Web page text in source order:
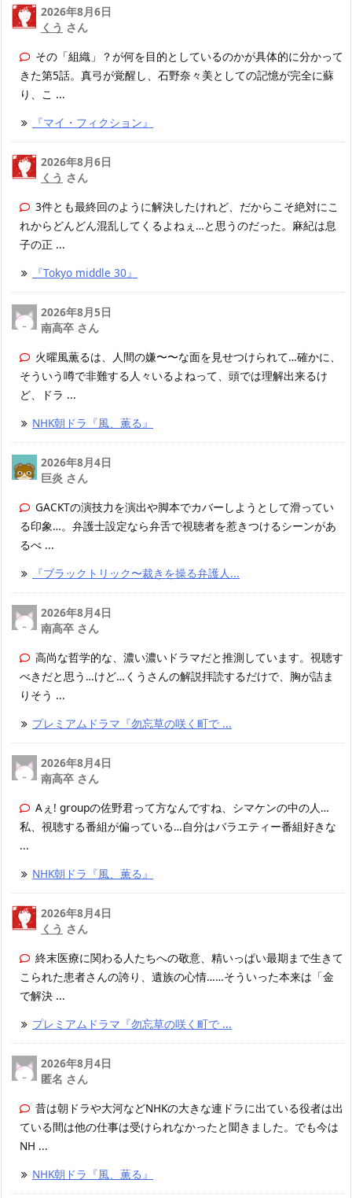
2026年8月6日
くう さん
その「組織」？が何を目的としているのかが具体的に分かって
きた第5話。真弓が覚醒し、石野奈々美としての記憶が完全に蘇
り、こ ...
『マイ・フィクション』
2026年8月6日
くう さん
3件とも最終回のように解決したけれど、だからこそ絶対にこ
れからどんどん混乱してくるよねぇ…と思うのだった。麻紀は息
子の正 ...
『Tokyo middle 30』
2026年8月5日
南高卒 さん
火曜風薫るは、人間の嫌〜〜な面を見せつけられて…確かに、
そういう噂で非難する人々いるよねって、頭では理解出来るけ
ど、ドラ ...
NHK朝ドラ『風、薫る』
2026年8月4日
巨炎 さん
GACKTの演技力を演出や脚本でカバーしようとして滑ってい
る印象…。弁護士設定なら弁舌で視聴者を惹きつけるシーンがあ
るべ ...
『ブラックトリック〜裁きを操る弁護人...
2026年8月4日
南高卒 さん
高尚な哲学的な、濃い濃いドラマだと推測しています。視聴す
べきだと思う…けど…くうさんの解説拝読するだけで、胸が詰ま
りそう ...
プレミアムドラマ『勿忘草の咲く町で ...
2026年8月4日
南高卒 さん
Aぇ! groupの佐野君って方なんですね、シマケンの中の人…
私、視聴する番組が偏っている…自分はバラエティー番組好きな
...
NHK朝ドラ『風、薫る』
2026年8月4日
くう さん
終末医療に関わる人たちへの敬意、精いっぱい最期まで生きて
こられた患者さんの誇り、遺族の心情……そういった本来は「金
で解決 ...
プレミアムドラマ『勿忘草の咲く町で ...
2026年8月4日
匿名 さん
昔は朝ドラや大河などNHKの大きな連ドラに出ている役者は出
ている間は他の仕事は受けられなかったと聞きました。でも今は
NH ...
NHK朝ドラ『風、薫る』